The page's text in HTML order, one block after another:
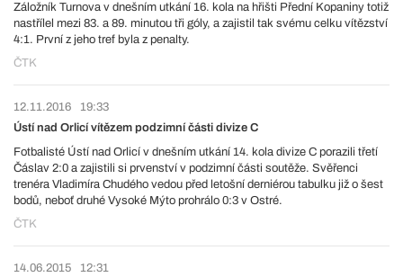
Záložník Turnova v dnešním utkání 16. kola na hřišti Přední Kopaniny totiž
nastřílel mezi 83. a 89. minutou tři góly, a zajistil tak svému celku vítězství
4:1. První z jeho tref byla z penalty.
ČTK
12.11.2016
19:33
Ústí nad Orlicí vítězem podzimní části divize C
Fotbalisté Ústí nad Orlicí v dnešním utkání 14. kola divize C porazili třetí
Čáslav 2:0 a zajistili si prvenství v podzimní části soutěže. Svěřenci
trenéra Vladimíra Chudého vedou před letošní derniérou tabulku již o šest
bodů, neboť druhé Vysoké Mýto prohrálo 0:3 v Ostré.
ČTK
14.06.2015
12:31